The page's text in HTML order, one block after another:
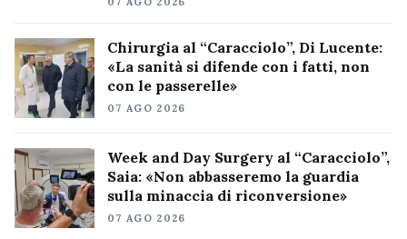
Chirurgia al “Caracciolo”, Di Lucente:
«La sanità si difende con i fatti, non
con le passerelle»
07 AGO 2026
Week and Day Surgery al “Caracciolo”,
Saia: «Non abbasseremo la guardia
sulla minaccia di riconversione»
07 AGO 2026